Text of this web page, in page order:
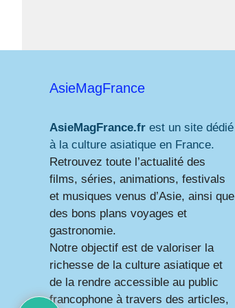
AsieMagFrance
AsieMagFrance.fr est un site dédié
à la culture asiatique en France.
Retrouvez toute l’actualité des
films, séries, animations, festivals
et musiques venus d’Asie, ainsi que
des bons plans voyages et
gastronomie.
Notre objectif est de valoriser la
richesse de la culture asiatique et
de la rendre accessible au public
francophone à travers des articles,